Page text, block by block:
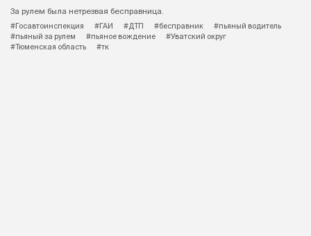
За рулем была нетрезвая бесправница.
#Госавтоинспекция
#ГАИ #ДТП #бесправник
#пьяный водитель
#пьяный за рулем
#пьяное вождение
#Уватский округ
#Тюменская область
#тк